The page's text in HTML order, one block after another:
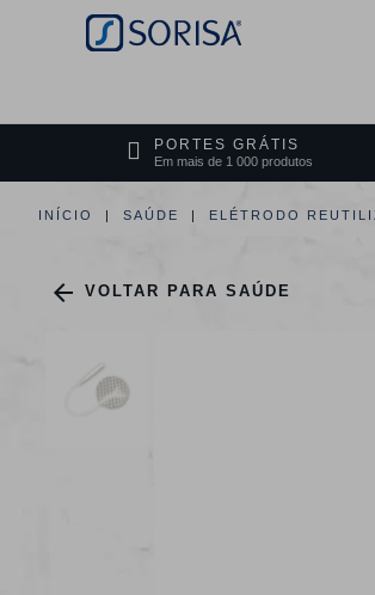
PORTES GRÁTIS
Em mais de 1 000 produtos
INÍCIO SAÚDE ELÉTRODO
 VOLTAR PARA SAÚDE